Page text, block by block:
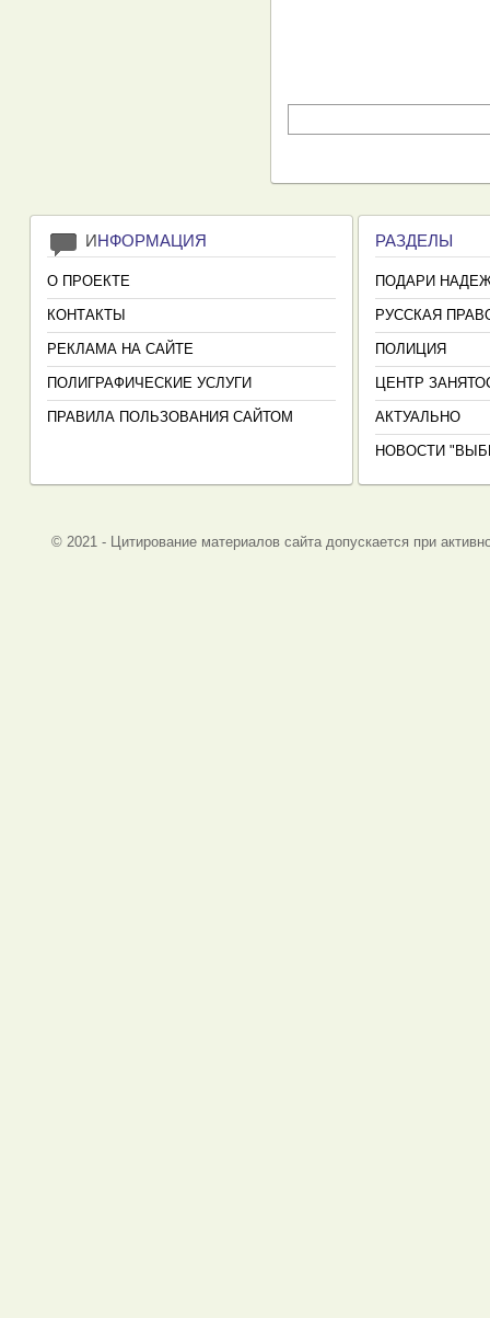
ИНФОРМАЦИЯ
О ПРОЕКТЕ
КОНТАКТЫ
РЕКЛАМА НА САЙТЕ
ПОЛИГРАФИЧЕСКИЕ УСЛУГИ
ПРАВИЛА ПОЛЬЗОВАНИЯ САЙТОМ
РАЗДЕЛЫ
ПОДАРИ
РУССКАЯ
ПОЛИЦИЯ
ЦЕНТР
АКТУАЛЬНО
НОВОСТИ
© 2021 - Цитирование материалов сайта допускается при